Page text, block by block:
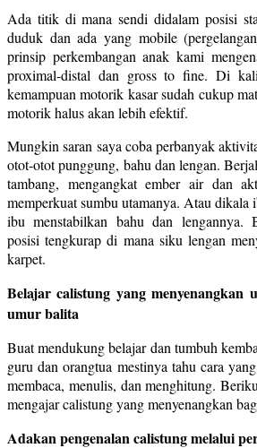
Ada titik di mana sendi didalam posisi
duduk dan ada yang mobile
prinsip perkembangan anak kami
proximal-distal dan gross to fine. Di
kemampuan motorik kasar sudah cukup
motorik halus akan lebih efektif.
Mungkin saran saya coba perbanyak
otot-otot punggung, bahu dan lengan.
tambang, mengangkat ember air dan
memperkuat sumbu utamanya. Atau dikala
ibu menstabilkan bahu dan lengannya.
posisi tengkurap di mana siku lengan
karpet.
Belajar calistung yang
umur balita
Buat mendukung belajar dan tumbuh
guru dan orangtua mestinya tahu cara
membaca, menulis, dan menghitung.
mengajar calistung yang menyenangkan
Adakan pengenalan calistung melalui